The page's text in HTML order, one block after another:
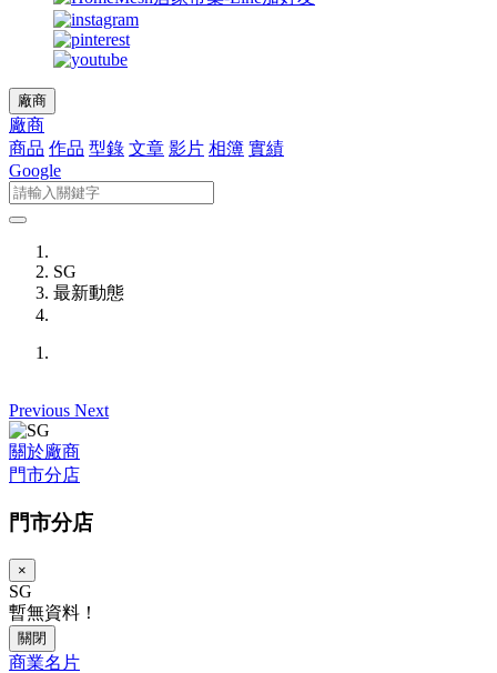
廠商
廠商
商品 作品 型錄 文章 影片 相簿 實績
Google
SG
最新動態
Previous Next
關於廠商
門市分店
門市分店
×
SG
暫無資料！
關閉
商業名片